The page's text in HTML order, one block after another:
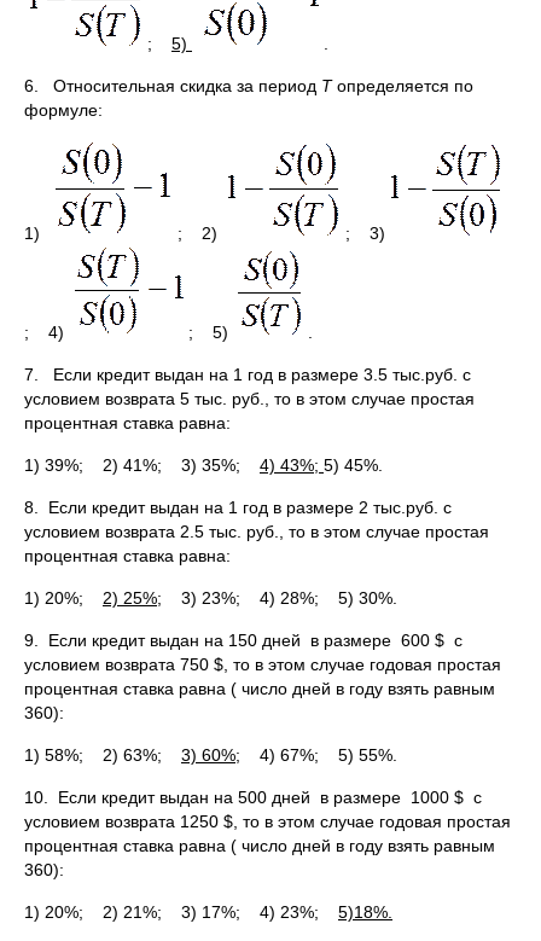
; 5)
6. Относительная скидка за период Топределяется по
формуле:
1) ; 2) ; 3)
; 4) ; 5)
7. Если кредит выдан на 1 год в размере 3.5 тыс.руб. с
условием возврата 5 тыс. руб., то в этом случае простая
процентная ставка равна:
1) 39%; 2) 41%; 3) 35%; 4) 43%; 5) 45%.
8. Если кредит выдан на 1 год в размере 2 тыс.руб. с
условием возврата 2.5 тыс. руб., то в этом случае простая
процентная ставка равна:
1) 20%; 2) 25%; 3) 23%; 4) 28%; 5) 30%.
9. Если кредит выдан на 150 дней в размере 600 $ с
условием возврата 750 $, то в этом случае годовая простая
процентная ставка равна ( число дней в году взять равным
360):
1) 58%; 2) 63%; 3) 60%; 4) 67%; 5) 55%.
10. Если кредит выдан на 500 дней в размере 1000 $ с
условием возврата 1250 $, то в этом случае годовая простая
процентная ставка равна ( число дней в году взять равным
360):
1) 20%; 2) 21%; 3) 17%; 4) 23%; 5)18%.